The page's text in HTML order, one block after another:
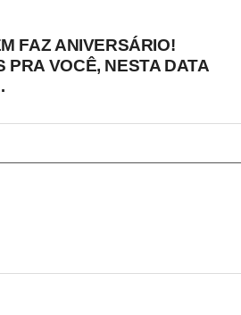
FAZ ANIVERSÁRIO!
PRA VOCÊ, NESTA DATA